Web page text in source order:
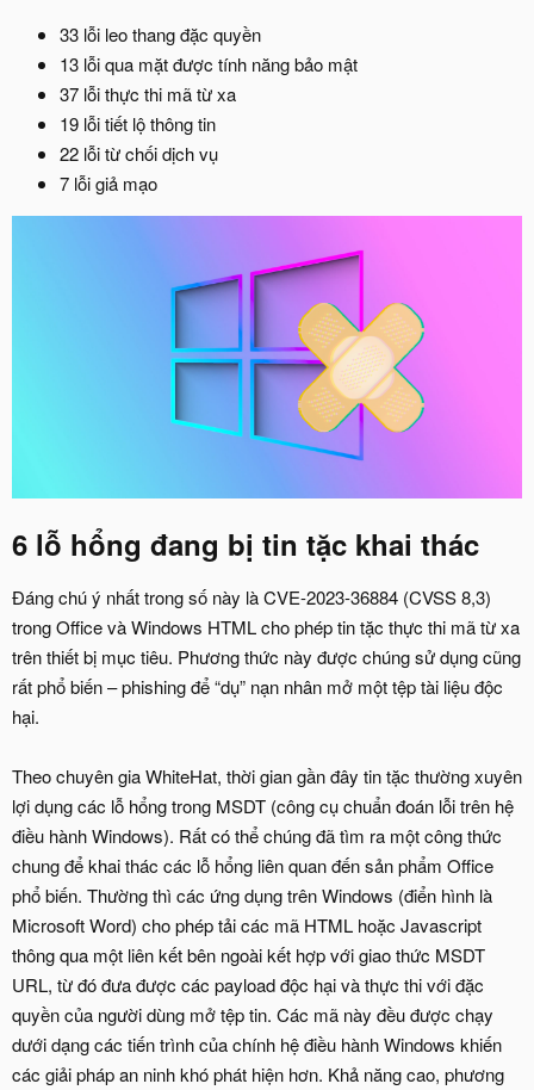
33 lỗi leo thang đặc quyền
13 lỗi qua mặt được tính năng bảo mật
37 lỗi thực thi mã từ xa
19 lỗi tiết lộ thông tin
22 lỗi từ chối dịch vụ
7 lỗi giả mạo
6 lỗ hổng đang bị tin tặc khai thác
Đáng chú ý nhất trong số này là CVE-2023-36884 (CVSS 8,3)
trong Office và Windows HTML cho phép tin tặc thực thi mã từ xa
trên thiết bị mục tiêu. Phương thức này được chúng sử dụng cũng
rất phổ biến – phishing để “dụ” nạn nhân mở một tệp tài liệu độc
hại.
Theo chuyên gia WhiteHat, thời gian gần đây tin tặc thường xuyên
lợi dụng các lỗ hổng trong MSDT (công cụ chuẩn đoán lỗi trên hệ
điều hành Windows). Rất có thể chúng đã tìm ra một công thức
chung để khai thác các lỗ hổng liên quan đến sản phẩm Office
phổ biến. Thường thì các ứng dụng trên Windows (điển hình là
Microsoft Word) cho phép tải các mã HTML hoặc Javascript
thông qua một liên kết bên ngoài kết hợp với giao thức MSDT
URL, từ đó đưa được các payload độc hại và thực thi với đặc
quyền của người dùng mở tệp tin. Các mã này đều được chạy
dưới dạng các tiến trình của chính hệ điều hành Windows khiến
các giải pháp an ninh khó phát hiện hơn. Khả năng cao, phương